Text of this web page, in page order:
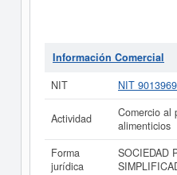
Información Comercial
NIT
NIT
Actividad
Comercio al
alimenticios
Forma
jurídica
SOCIEDAD